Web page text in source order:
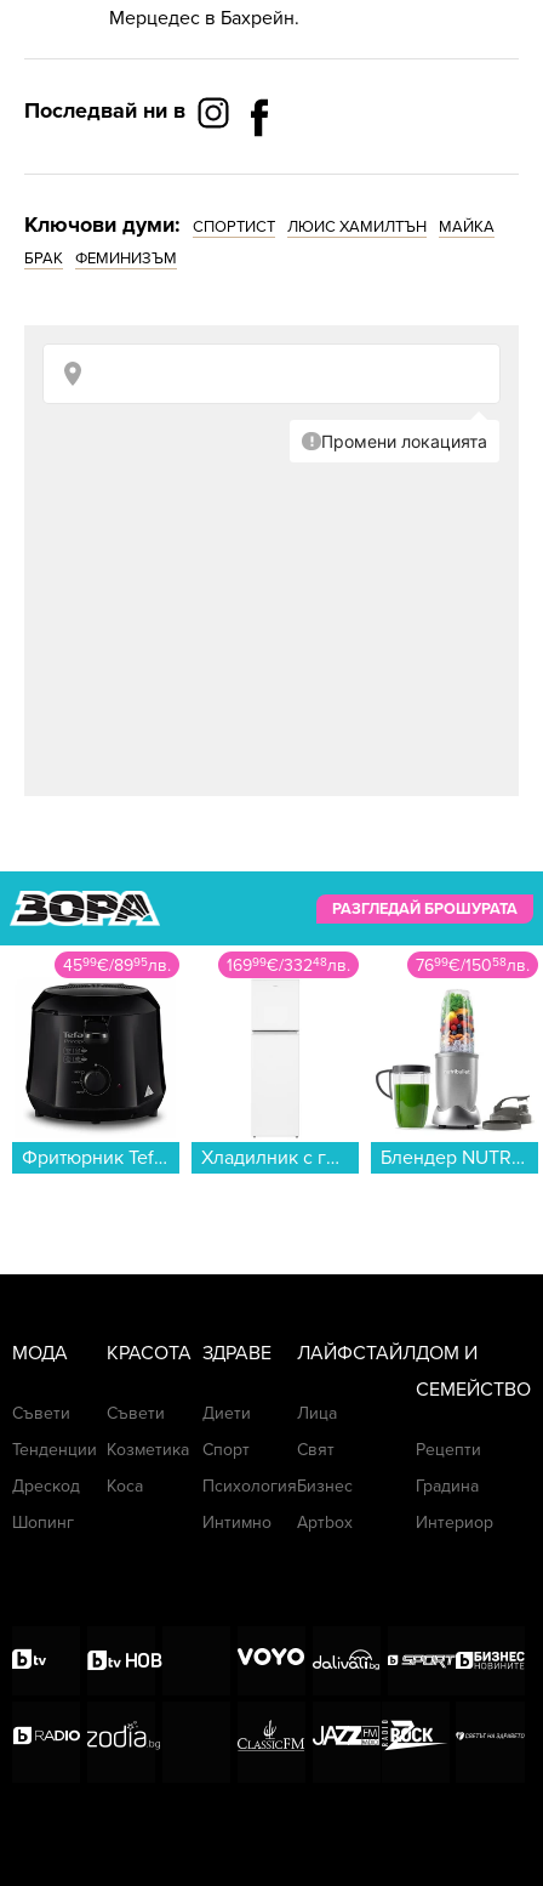
Мерцедес в Бахрейн.
Последвай ни в
Ключови думи: СПОРТИСТ ЛЮИС ХАМИЛТЪН
МАЙКА
БРАК
ФЕМИНИЗЪМ
РАЗГЛЕДАЙ БРОШУРАТА
16999€/33248лв.
Хладилник с горна камера Crown DF154WH , 157 l, E , Бял , Статична...
7699€/15058лв.
Блендер NUTRIBULLET NB907S...
7499€/14667лв.
Рутер Wi-Fi ASUS Range Extender RP-BE58, BE3600, Dual Band...
МОДА
Съвети
Тенденции
Дрескод
Шопинг
КРАСОТА
Съвети
Козметика
Коса
ЗДРАВЕ
Диети
Спорт
Психология
Интимно
ЛАЙФСТАЙЛ
Лица
Свят
Бизнес
Артbox
ДОМ И
СЕМЕЙСТВО
Рецепти
Градина
Интериор